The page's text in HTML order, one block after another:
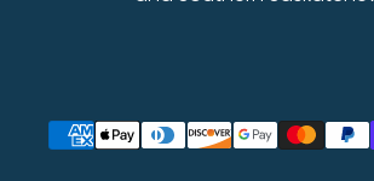
Moyens de paiement acceptés